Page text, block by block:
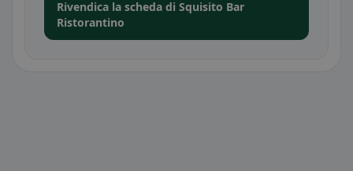
Rivendica la scheda di Squisito Bar
Ristorantino